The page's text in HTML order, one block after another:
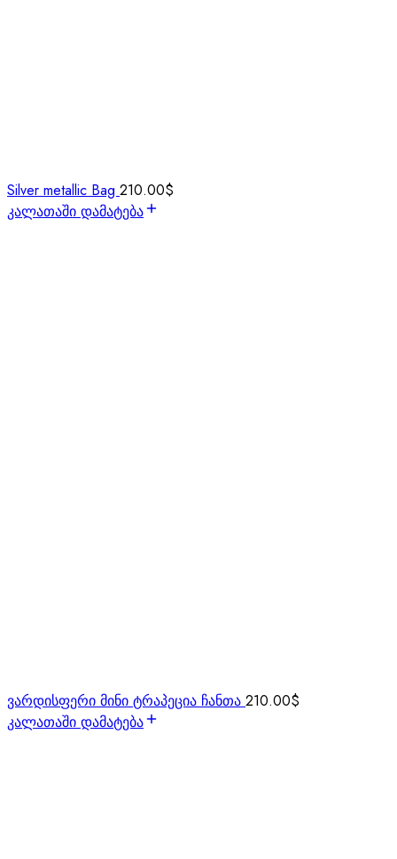
Silver metallic Bag 210.00$
კალათაში დამატება
ვარდისფერი მინი ტრაპეცია ჩანთა 210.00$
კალათაში დამატება